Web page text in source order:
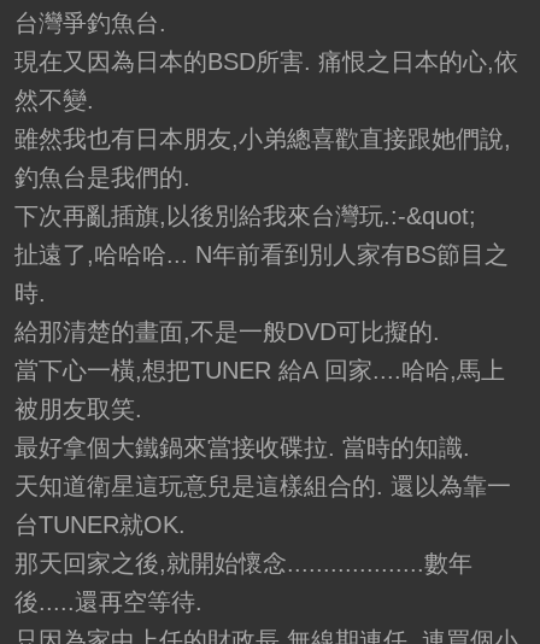
台灣爭釣魚台.
現在又因為日本的BSD所害. 痛恨之日本的心,依
然不變.
雖然我也有日本朋友,小弟總喜歡直接跟她們說,
釣魚台是我們的.
下次再亂插旗,以後別給我來台灣玩.:-&quot;
扯遠了,哈哈哈... N年前看到別人家有BS節目之
時.
給那清楚的畫面,不是一般DVD可比擬的.
當下心一橫,想把TUNER 給A 回家....哈哈,馬上
被朋友取笑.
最好拿個大鐵鍋來當接收碟拉. 當時的知識.
天知道衛星這玩意兒是這樣組合的. 還以為靠一
台TUNER就OK.
那天回家之後,就開始懷念...................數年
後.....還再空等待.